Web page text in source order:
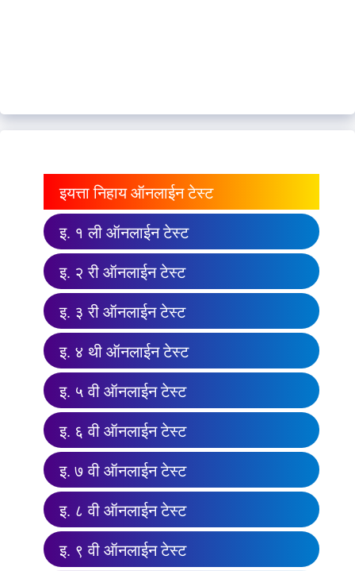
इयत्ता निहाय ऑनलाईन टेस्ट
इ. १ ली ऑनलाईन टेस्ट
इ. २ री ऑनलाईन टेस्ट
इ. ३ री ऑनलाईन टेस्ट
इ. ४ थी ऑनलाईन टेस्ट
इ. ५ वी ऑनलाईन टेस्ट
इ. ६ वी ऑनलाईन टेस्ट
इ. ७ वी ऑनलाईन टेस्ट
इ. ८ वी ऑनलाईन टेस्ट
इ. ९ वी ऑनलाईन टेस्ट